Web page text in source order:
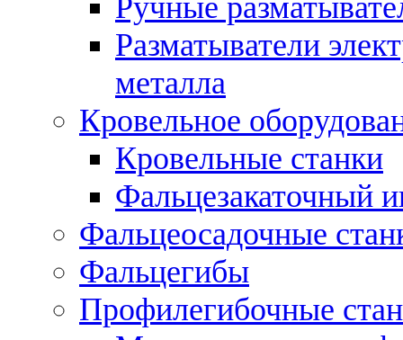
Разматыватели
металла
Кровельное
Кровельные станки
Фальцезакаточный
Фальцеосадочные
Фальцегибы
Профилегибочные